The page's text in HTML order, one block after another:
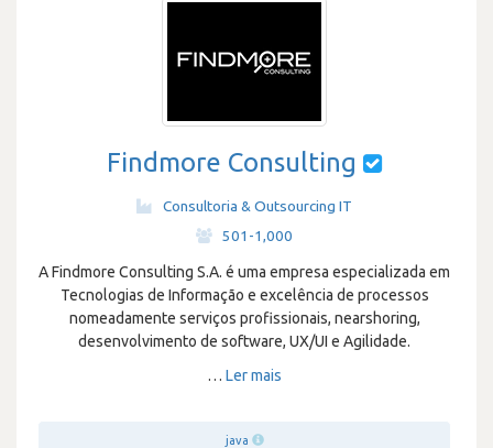
Findmore Consulting
Consultoria & Outsourcing IT
501-1,000
A Findmore Consulting S.A. é uma empresa especializada em
Tecnologias de Informação e excelência de processos
nomeadamente serviços profissionais, nearshoring,
desenvolvimento de software, UX/UI e Agilidade.
… Ler mais
java